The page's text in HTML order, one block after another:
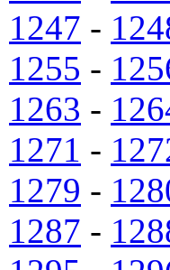
1247 -
1255 -
1263 -
1271 -
1279 -
1287 -